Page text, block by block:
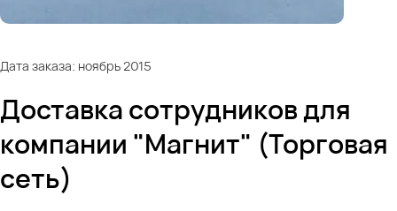
Дата заказа: ноябрь 2015
Доставка сотрудников для
компании "Магнит" (Торговая
сеть)